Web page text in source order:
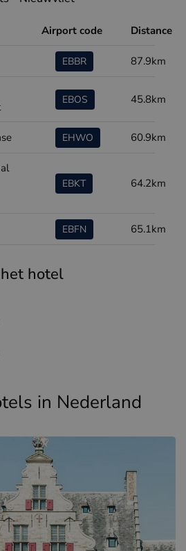
Airport code Distance
EBBR 87.9km
EBOS 45.8km
EHWO 60.9km
EBKT 64.2km
EBFN 65.1km
hotel
in Nederland